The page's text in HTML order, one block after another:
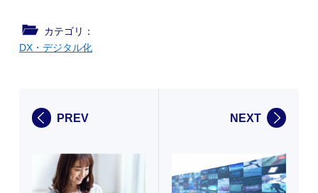
カテゴリ：
DX・デジタル化
PREV NEXT